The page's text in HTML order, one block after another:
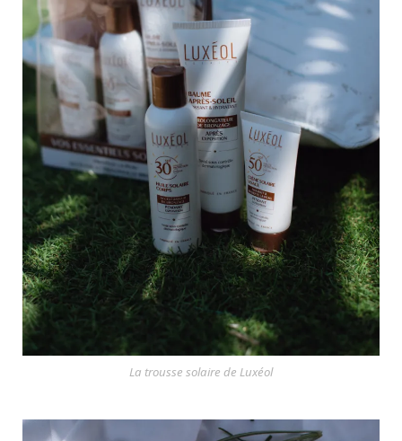
La trousse solaire de Luxéol